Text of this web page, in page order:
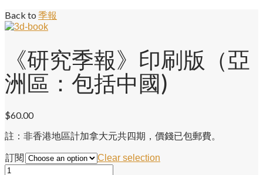
Back to 季報
《研究季報》印刷版（亞
洲區：包括中國)
$60.00
註：非香港地區計加拿大元共四期，價錢已包郵費。
訂閱
Clear selection
《研